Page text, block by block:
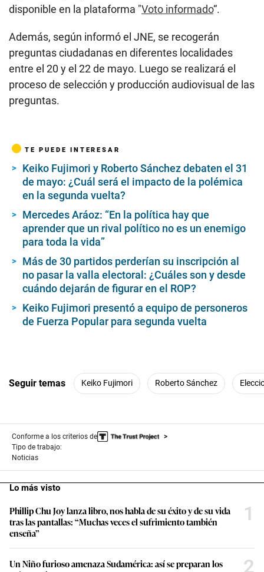
disponible en la plataforma "Voto informado“.
Además, según informó el JNE, se recogerán
preguntas ciudadanas en diferentes localidades
entre el 20 y el 22 de mayo. Luego se realizará el
proceso de selección y producción audiovisual de las
preguntas.
TE PUEDE INTERESAR
Keiko Fujimori y Roberto Sánchez debaten el 31
de mayo: ¿Cuál será el impacto de la polémica
en la segunda vuelta?
Mercedes Aráoz: “En la política hay que
aprender que un rival político no es un enemigo
para toda la vida”
Más de 30 partidos perderían su inscripción al
no pasar la valla electoral: ¿Cuáles son y desde
cuándo dejarán de figurar en el ROP?
Keiko Fujimori presentó a equipo de personeros
de Fuerza Popular para segunda vuelta
Seguir temas Keiko Fujimori Roberto Sánchez
Conforme a los criterios de
Tipo de trabajo:
Noticias
Lo más visto
Phillip Chu Joy lanza libro, nos habla de su éxito y de su vida
tras las pantallas: “Muchas veces el sufrimiento también
enseña”
1
Un Niño furioso amenaza Sudamérica: así se preparan los
2